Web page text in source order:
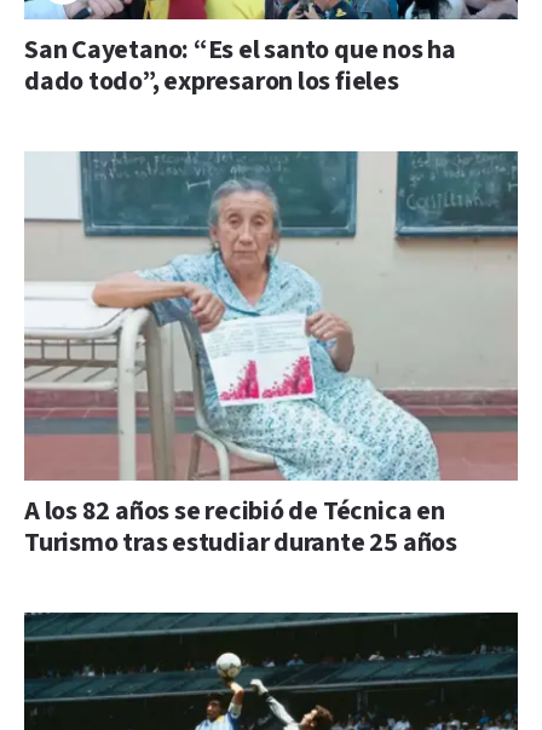
San Cayetano: “Es el santo que nos ha
dado todo”, expresaron los fieles
A los 82 años se recibió de Técnica en
Turismo tras estudiar durante 25 años